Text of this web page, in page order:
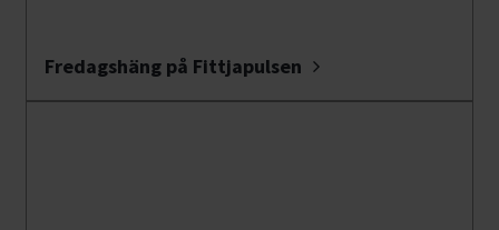
Fredagshäng på Fittjapulsen